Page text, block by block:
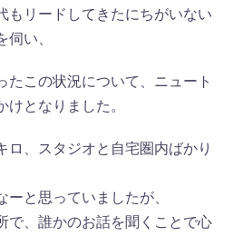
もリードしてきたにちがいない
い、
たこの状況について、ニュート
となりました。
ロ、スタジオと自宅圏内ばかり
と思っていましたが、
で、誰かのお話を聞くことで心